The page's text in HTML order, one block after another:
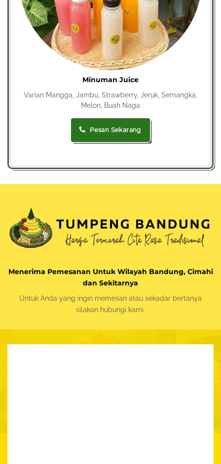
Minuman Juice
Varian Mangga, Jambu, Strawberry, Jeruk, Semangka,
Melon, Buah Naga
Pesan Sekarang
Menerima Pemesanan Untuk Wilayah Bandung, Cimahi
dan Sekitarnya
Untuk Anda yang ingin memesan atau sekadar bertanya
silakan hubungi kami.